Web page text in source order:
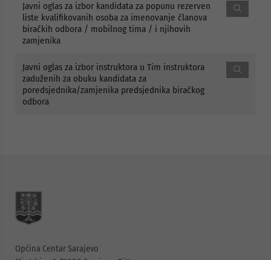
Javni oglas za izbor kandidata za popunu rezerven
liste kvalifikovanih osoba za imenovanje članova
biračkih odbora / mobilnog tima / i njihovih
zamjenika
Javni oglas za izbor instruktora u Tim instruktora
zaduženih za obuku kandidata za
poredsjednika/zamjenika predsjednika biračkog
odbora
Općina Centar Sarajevo